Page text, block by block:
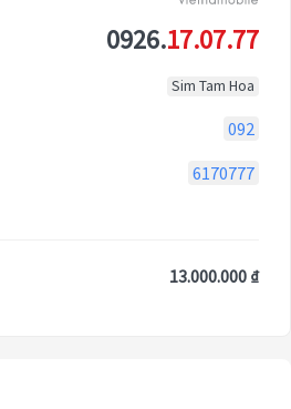
0926.17.07.77
Sim Tam Hoa
092
6170777
13.000.000 ₫